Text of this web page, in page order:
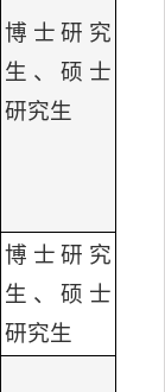
博士研究
生、硕士
研究生
博士研究
生、硕士
研究生